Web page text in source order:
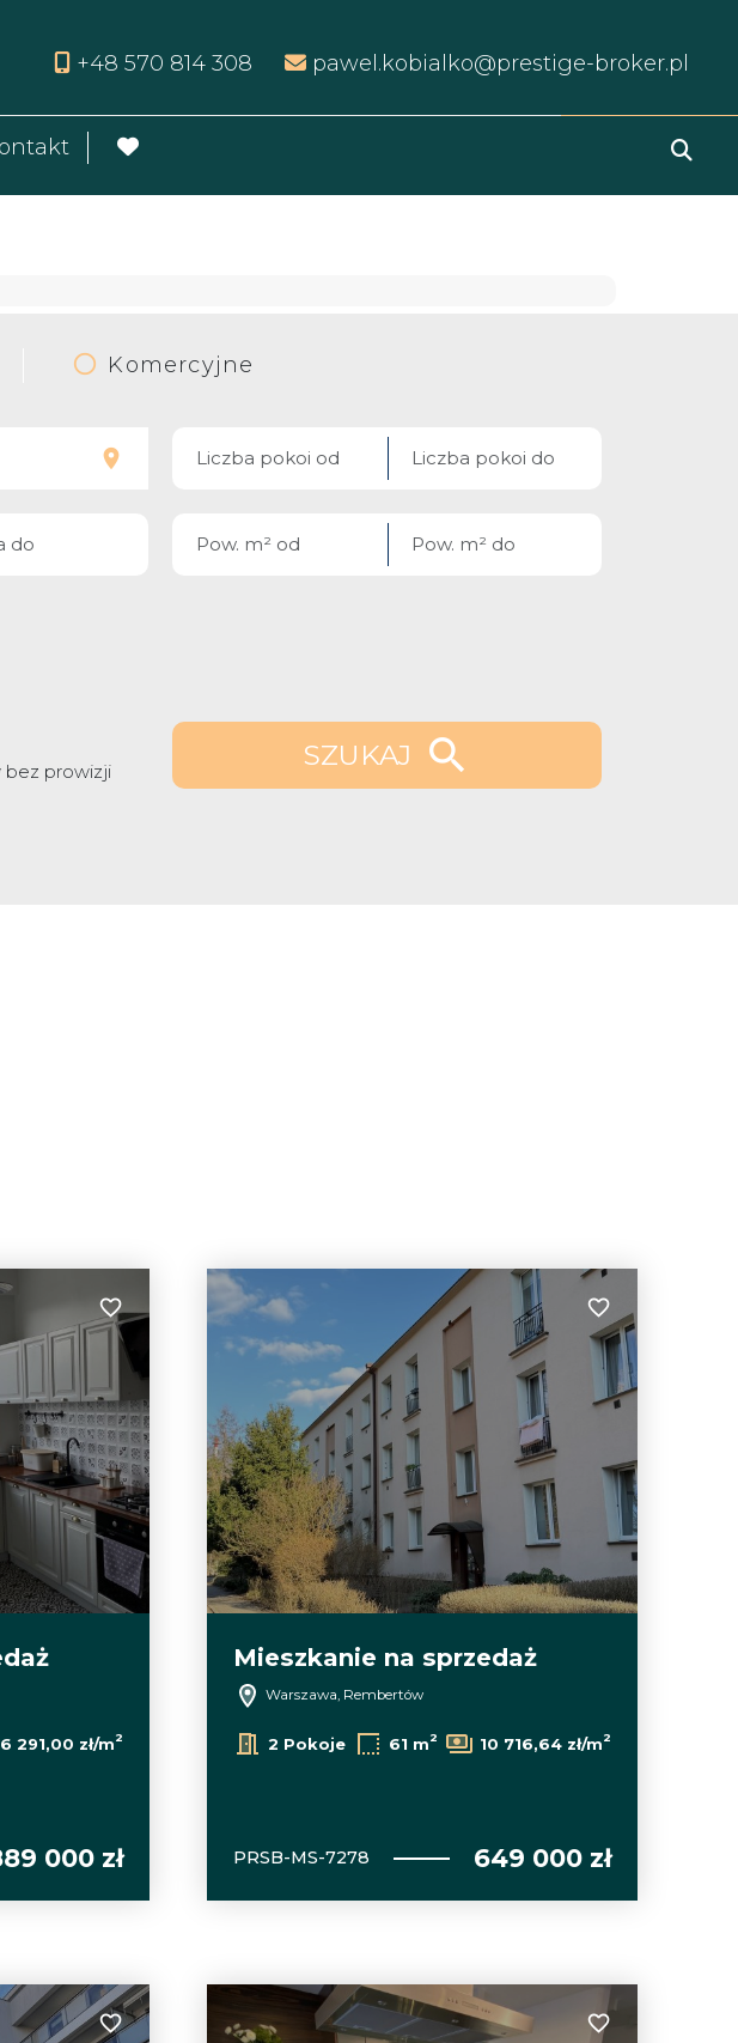
+48 570 814 308 pawel.kobialko@prestige-broker.pl
Komercyjne
bez prowizji SZUKAJ
Dodaj do ulubionych
291,00 zł/m2
000 zł
Dodaj do
Mieszkanie na sprzedaż
Warszawa, Rembertów
2 Pokoje 61 m2 10 716,64 zł/m2
PRSB-MS-7278 649 000 zł
Dodaj do ulubionych Dodaj do